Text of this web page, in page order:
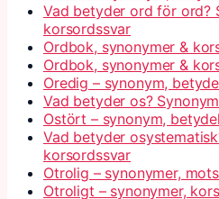
Vad betyder ord för ord?
korsordssvar
Ordbok, synonymer &
Ordbok, synonymer &
Oredig – synonym,
Vad betyder os?
Ostört – synonym,
Vad betyder
korsordssvar
Otrolig – synonymer,
Otroligt – synonymer,